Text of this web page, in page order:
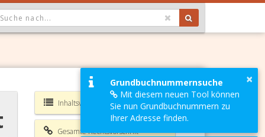
GEWÄHLTER WERT IST ALLE
Inhaltsverzeichnis AlkomVO
Gesamte Rechtsvorschrift
×
Grundbuchnummernsuche
Mit diesem neuen Tool können
Sie nun Grundbuchnummern zu
Ihrer Adresse finden.